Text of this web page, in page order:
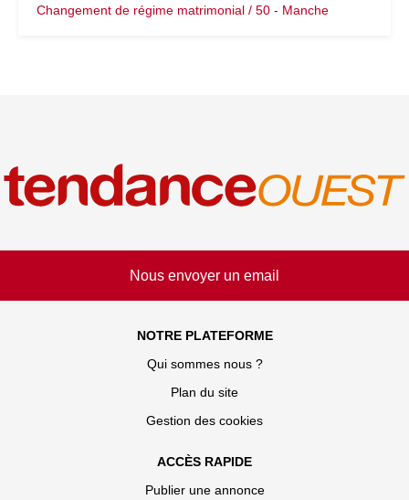
Changement de régime matrimonial / 50 - Manche
Nous envoyer un email
NOTRE PLATEFORME
Qui sommes nous ?
Plan du site
Gestion des cookies
ACCÈS RAPIDE
Publier une annonce